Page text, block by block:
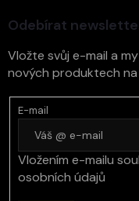
Odebírat
Vložte svůj e-mail a
nových produktech
E-mail
Vložením e-mailu
osobních údajů